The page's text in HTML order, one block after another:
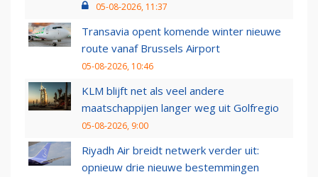
05-08-2026, 11:37
Transavia opent komende winter nieuwe
route vanaf Brussels Airport
05-08-2026, 10:46
KLM blijft net als veel andere
maatschappijen langer weg uit Golfregio
05-08-2026, 9:00
Riyadh Air breidt netwerk verder uit:
opnieuw drie nieuwe bestemmingen